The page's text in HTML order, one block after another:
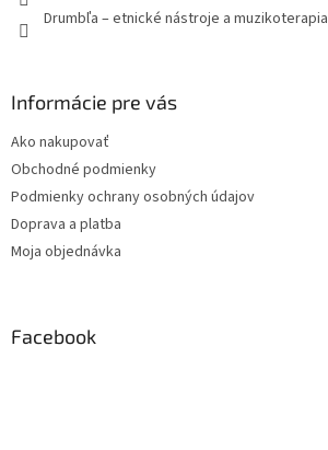
Drumbľa – etnické nástroje a muzikoterapia
Informácie pre vás
Ako nakupovať
Obchodné podmienky
Podmienky ochrany osobných údajov
Doprava a platba
Moja objednávka
Facebook